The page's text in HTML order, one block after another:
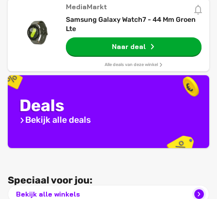
MediaMarkt
Samsung Galaxy Watch7 - 44 Mm Groen
Lte
Naar deal
Alle deals van deze winkel
Deals
Bekijk alle deals
Speciaal voor jou:
Bekijk alle winkels